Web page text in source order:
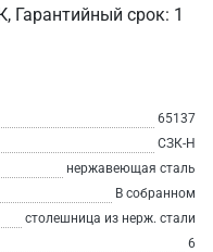
Гарантийный срок: 1
65137
СЗК-Н
нержавеющая сталь
В собранном
столешница из нерж. стали
6